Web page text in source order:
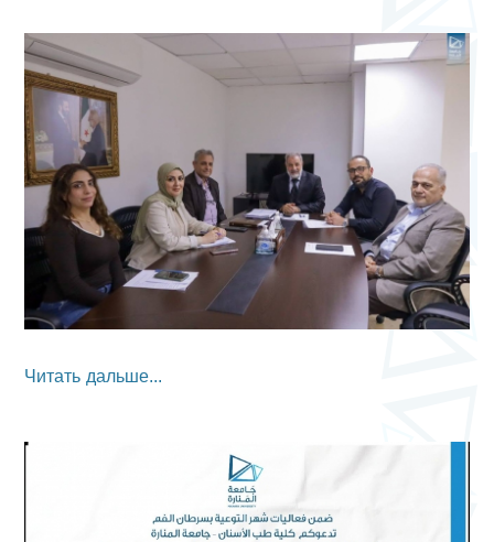
Читать дальше...